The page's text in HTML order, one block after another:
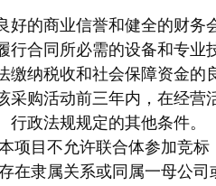
好的商业信誉和健全的财务
行合同所必需的设备和专业
缴纳税收和社会保障资金的
采购活动前三年内，在经营
行政法规规定的其他条件。
本项目不允许联合体参加竞标
存在隶属关系或同属一母公